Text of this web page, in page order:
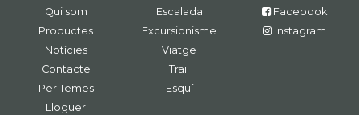
Qui som
Productes
Notícies
Contacte
Per Temes
Lloguer
Escalada
Excursionisme
Viatge
Trail
Esquí
Facebook
Instagram